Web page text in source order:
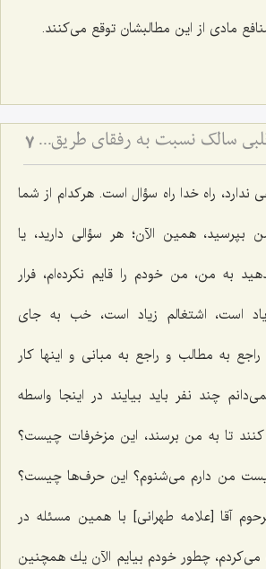
مادی از این مطالبشان توقع می‌كنند.
ضرورت تواضع قلبی سالک نسبت به رفقای طریق - ملاک رشد معنوی در نگاه به دیگران 7
ندارد، راه خدا راه سؤال است. هركدام از شما
بپرسید، همین الآن؛ هر سؤالی دارید، یا
به من، من خودم را قایم نكرده‌ام، فرار
است، اشتغالم زیاد است، خب به جای
به مطالب و راجع به مبانی و اینها كار
چند نفر باید بیایند در اینجا واسطه
تا به من برسند، این مزخرفات چیست؟
من دارم می‌شنوم؟ این حرف‌ها چیست؟
آقا [علامه طهرانی] با همین مسئله در
می‌كردم، چطور خودم بیایم الآن یك همچنین